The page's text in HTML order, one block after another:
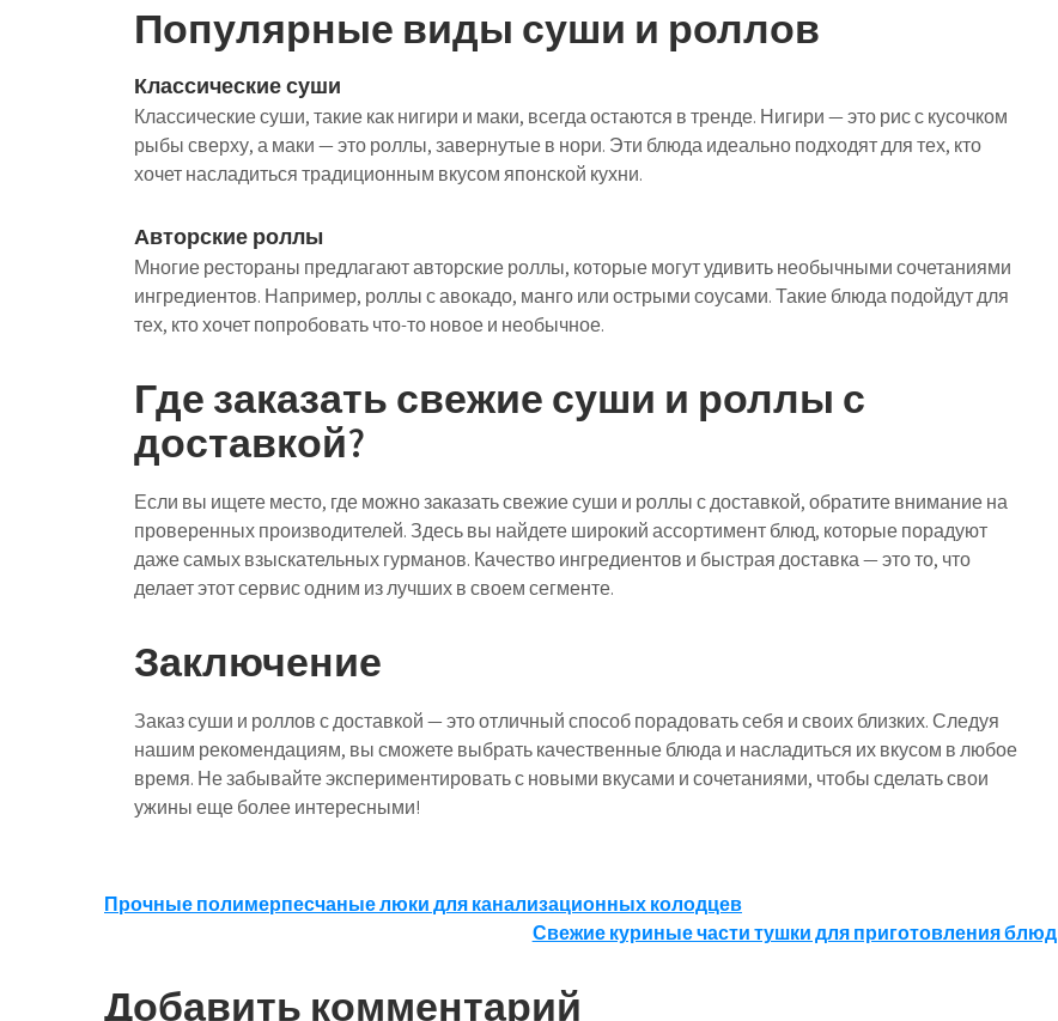
Популярные виды суши и роллов
Классические суши
Классические суши, такие как нигири и маки, всегда остаются в тренде. Нигири — это рис с кусочком
рыбы сверху, а маки — это роллы, завернутые в нори. Эти блюда идеально подходят для тех, кто
хочет насладиться традиционным вкусом японской кухни.
Авторские роллы
Многие рестораны предлагают авторские роллы, которые могут удивить необычными сочетаниями
ингредиентов. Например, роллы с авокадо, манго или острыми соусами. Такие блюда подойдут для
тех, кто хочет попробовать что-то новое и необычное.
Где заказать свежие суши и роллы с
доставкой?
Если вы ищете место, где можно заказать свежие суши и роллы с доставкой, обратите внимание на
проверенных производителей. Здесь вы найдете широкий ассортимент блюд, которые порадуют
даже самых взыскательных гурманов. Качество ингредиентов и быстрая доставка — это то, что
делает этот сервис одним из лучших в своем сегменте.
Заключение
Заказ суши и роллов с доставкой — это отличный способ порадовать себя и своих близких. Следуя
нашим рекомендациям, вы сможете выбрать качественные блюда и насладиться их вкусом в любое
время. Не забывайте экспериментировать с новыми вкусами и сочетаниями, чтобы сделать свои
ужины еще более интересными!
Навигация
записям
Прочные полимерпесчаные люки для канализационных колодцев
Свежие куриные части тушки для приготовления блюд
Добавить комментарий